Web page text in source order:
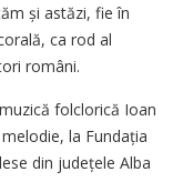
și astăzi, fie în
ca rod al
români.
folclorică Ioan
la Fundația
din județele Alba